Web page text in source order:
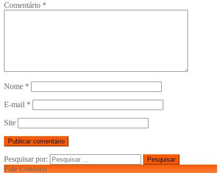
Comentário *
Nome *
E-mail *
Site
Pesquisar por:
Fale Conosco